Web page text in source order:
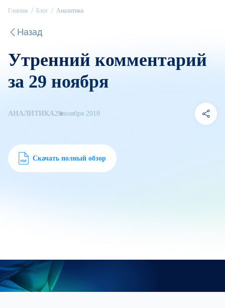
Главная Блог Аналитика
Назад
Утренний комментарий
за 29 ноября
АНАЛИТИКА29 ноября 2018
Скачать полный обзор